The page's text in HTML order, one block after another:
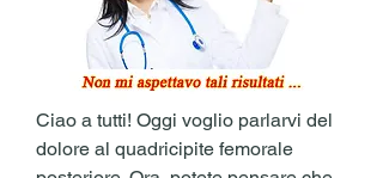
Ciao a tutti! Oggi voglio parlarvi del
dolore al quadricipite femorale